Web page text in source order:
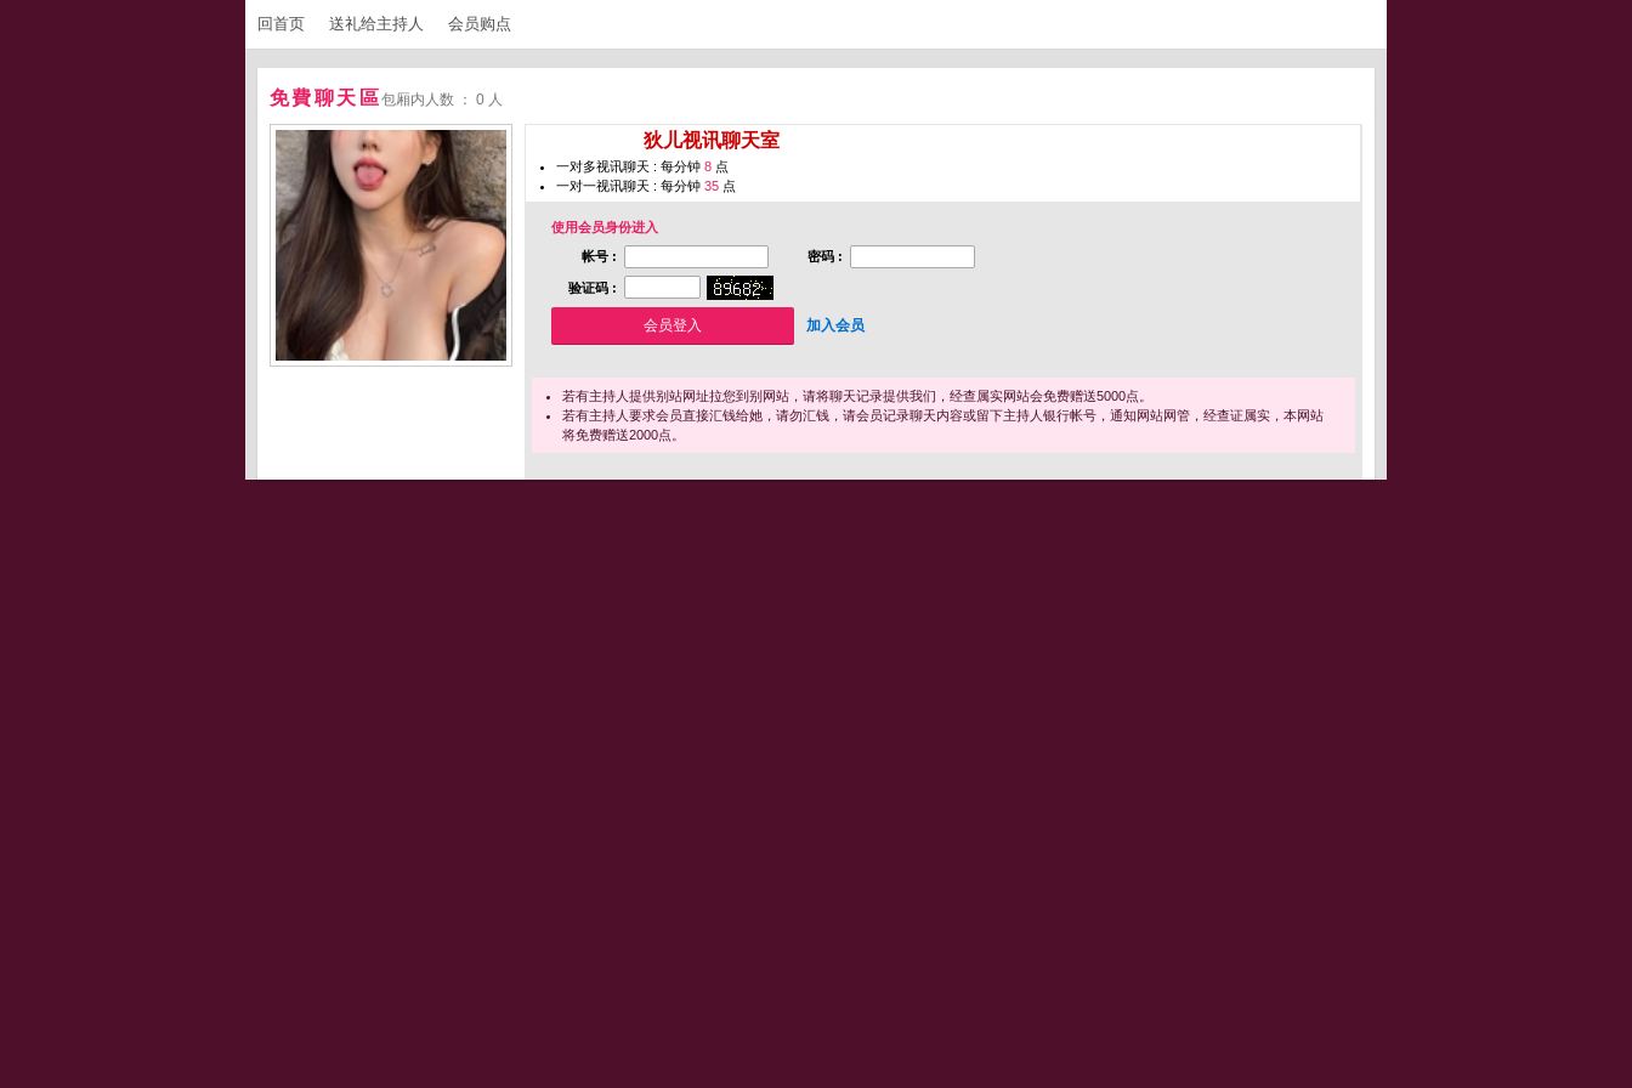
回首页 送礼给主持人 会员购点
免費聊天區包厢内人数 ： 0 人
狄儿视讯聊天室
一对多视讯聊天 : 每分钟 8 点
一对一视讯聊天 : 每分钟 35 点
使用会员身份进入
帐号 :
密码 :
验证码 :
加入会员
若有主持人提供别站网址拉您到别网站，请将聊天记录提供我们，经查属实网站会免费赠送5000点。
若有主持人要求会员直接汇钱给她，请勿汇钱，请会员记录聊天内容或留下主持人银行帐号，通知网站网管，经查证属实，本网站
将免费赠送2000点。